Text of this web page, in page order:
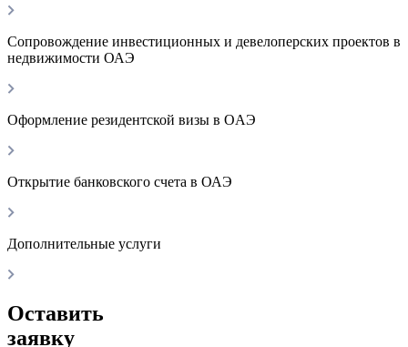
Сопровождение инвестиционных и девелоперских проектов в
недвижимости ОАЭ
Оформление резидентской визы в OAЭ
Открытие банковского счета в ОАЭ
Дополнительные услуги
Оставить
заявку